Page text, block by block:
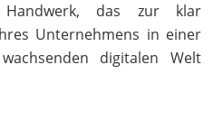
Handwerk, das zur klar
Unternehmens in einer
digitalen Welt